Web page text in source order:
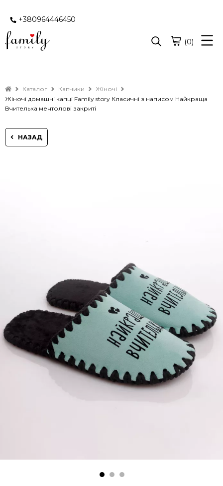
+380964446450
(0)
Каталог Капчики
Жіночі
Жіночі домашні капці Family story Класичні з написом Найкраща
Вчителька ментолові закриті
НАЗАД